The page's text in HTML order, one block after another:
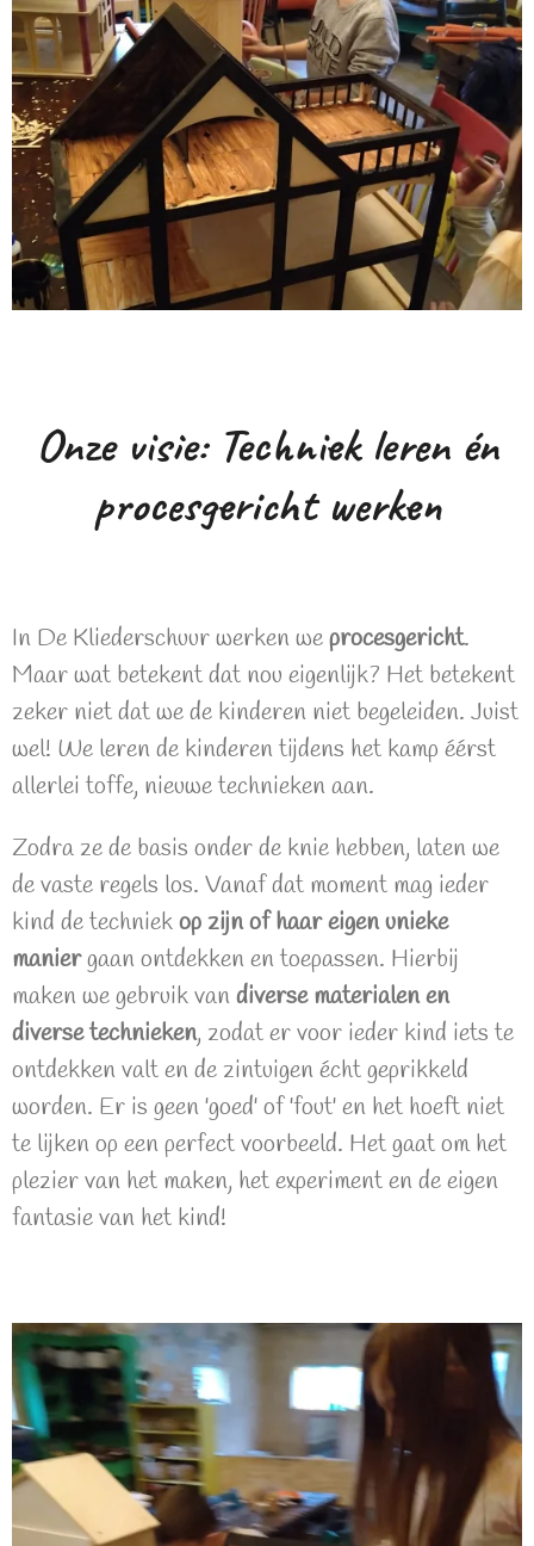
Onze visie: Techniek leren én
procesgericht werken
In De Kliederschuur werken weprocesgericht.
Maar wat betekent dat nou eigenlijk? Het betekent
zeker niet dat we de kinderen niet begeleiden. Juist
wel! We leren de kinderen tijdens het kamp éérst
allerlei toffe, nieuwe technieken aan.
Zodra ze de basis onder de knie hebben, laten we
de vaste regels los. Vanaf dat moment mag ieder
kind de techniekop zijn of haar eigen unieke
maniergaan ontdekken en toepassen. Hierbij
maken we gebruik vandiverse materialen en
diverse technieken, zodat er voor ieder kind iets te
ontdekken valt en de zintuigen écht geprikkeld
worden. Er is geen 'goed' of 'fout' en het hoeft niet
te lijken op een perfect voorbeeld. Het gaat om het
plezier van het maken, het experiment en de eigen
fantasie van het kind!